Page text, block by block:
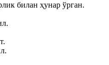
билан ҳунар ўрган.